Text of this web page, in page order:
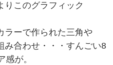
りこのグラフィック
ラーで作られた三角や
み合わせ・・・すんごい8
感が。